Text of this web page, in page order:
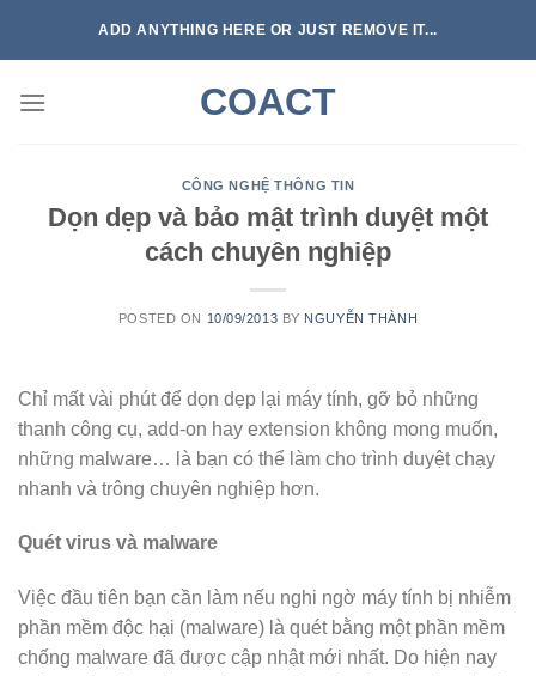
ADD ANYTHING HERE OR JUST REMOVE IT...
COACT
CÔNG NGHỆ THÔNG TIN
Dọn dẹp và bảo mật trình duyệt một
cách chuyên nghiệp
POSTED ON 10/09/2013 BY NGUYỄN THÀNH
Chỉ mất vài phút để dọn dẹp lại máy tính, gỡ bỏ những
thanh công cụ, add-on hay extension không mong muốn,
những malware… là bạn có thể làm cho trình duyệt chạy
nhanh và trông chuyên nghiệp hơn.
Quét virus và malware
Việc đầu tiên bạn cần làm nếu nghi ngờ máy tính bị nhiễm
phần mềm độc hại (malware) là quét bằng một phần mềm
chống malware đã được cập nhật mới nhất. Do hiện nay